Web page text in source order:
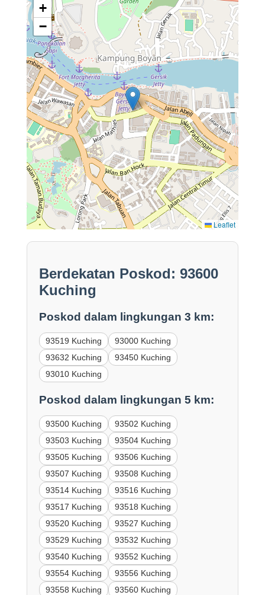
+
−
Leaflet
Berdekatan Poskod: 93600
Kuching
Poskod dalam lingkungan 3 km:
93519 Kuching
93000 Kuching
93632 Kuching
93450 Kuching
93010 Kuching
Poskod dalam lingkungan 5 km:
93500 Kuching
93502 Kuching
93503 Kuching
93504 Kuching
93505 Kuching
93506 Kuching
93507 Kuching
93508 Kuching
93514 Kuching
93516 Kuching
93517 Kuching
93518 Kuching
93520 Kuching
93527 Kuching
93529 Kuching
93532 Kuching
93540 Kuching
93552 Kuching
93554 Kuching
93556 Kuching
93558 Kuching
93560 Kuching